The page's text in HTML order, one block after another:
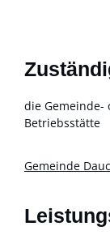
die Gemeinde-
Betriebsstätte
Gemeinde